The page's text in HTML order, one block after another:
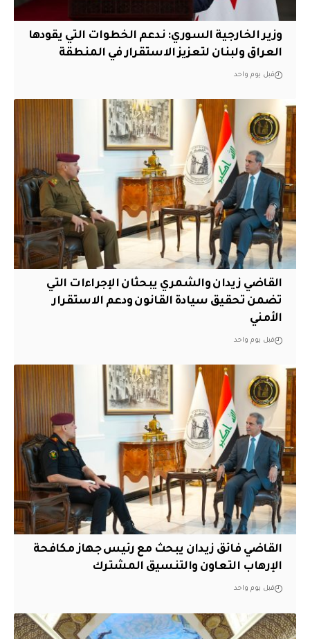
وزير الخارجية السوري: ندعم الخطوات التي يقودها
العراق ولبنان لتعزيز الاستقرار في المنطقة
قبل يوم واحد
القاضي زيدان والشمري يبحثان الإجراءات التي
تضمن تحقيق سيادة القانون ودعم الاستقرار
الأمني
قبل يوم واحد
القاضي فائق زيدان يبحث مع رئيس جهاز مكافحة
الإرهاب التعاون والتنسيق المشترك
قبل يوم واحد